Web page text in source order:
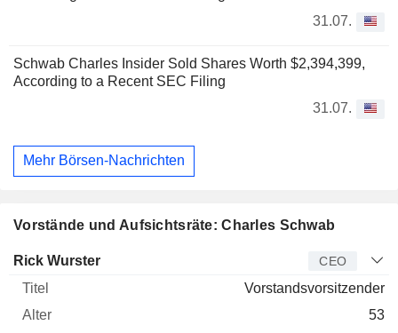
31.07.
Schwab Charles Insider Sold Shares Worth $2,394,399,
According to a Recent SEC Filing
31.07.
Mehr Börsen-Nachrichten
Vorstände und Aufsichtsräte: Charles Schwab
Manager Titel
Rick Wurster CEO
Vorstandsvorsitzender
53